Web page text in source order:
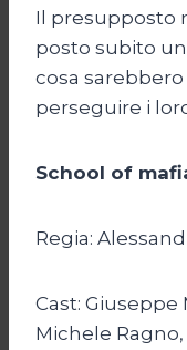
Il presupposto
posto subito
cosa
perseguire i
School of
Regia:
Cast:
Michele